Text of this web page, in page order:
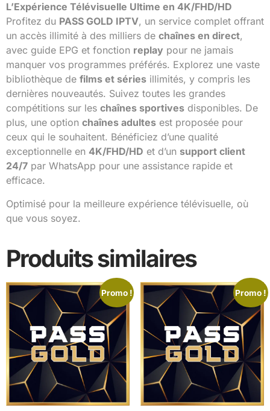
L’Expérience Télévisuelle Ultime en 4K/FHD/HD
Profitez du PASS GOLD IPTV, un service complet offrant
un accès illimité à des milliers de chaînes en direct,
avec guide EPG et fonction replay pour ne jamais
manquer vos programmes préférés. Explorez une vaste
bibliothèque de films et séries illimités, y compris les
dernières nouveautés. Suivez toutes les grandes
compétitions sur les chaînes sportives disponibles. De
plus, une option chaînes adultes est proposée pour
ceux qui le souhaitent. Bénéficiez d’une qualité
exceptionnelle en 4K/FHD/HD et d’un support client
24/7 par WhatsApp pour une assistance rapide et
efficace.
Optimisé pour la meilleure expérience télévisuelle, où
que vous soyez.
Produits similaires
Promo ! Promo !